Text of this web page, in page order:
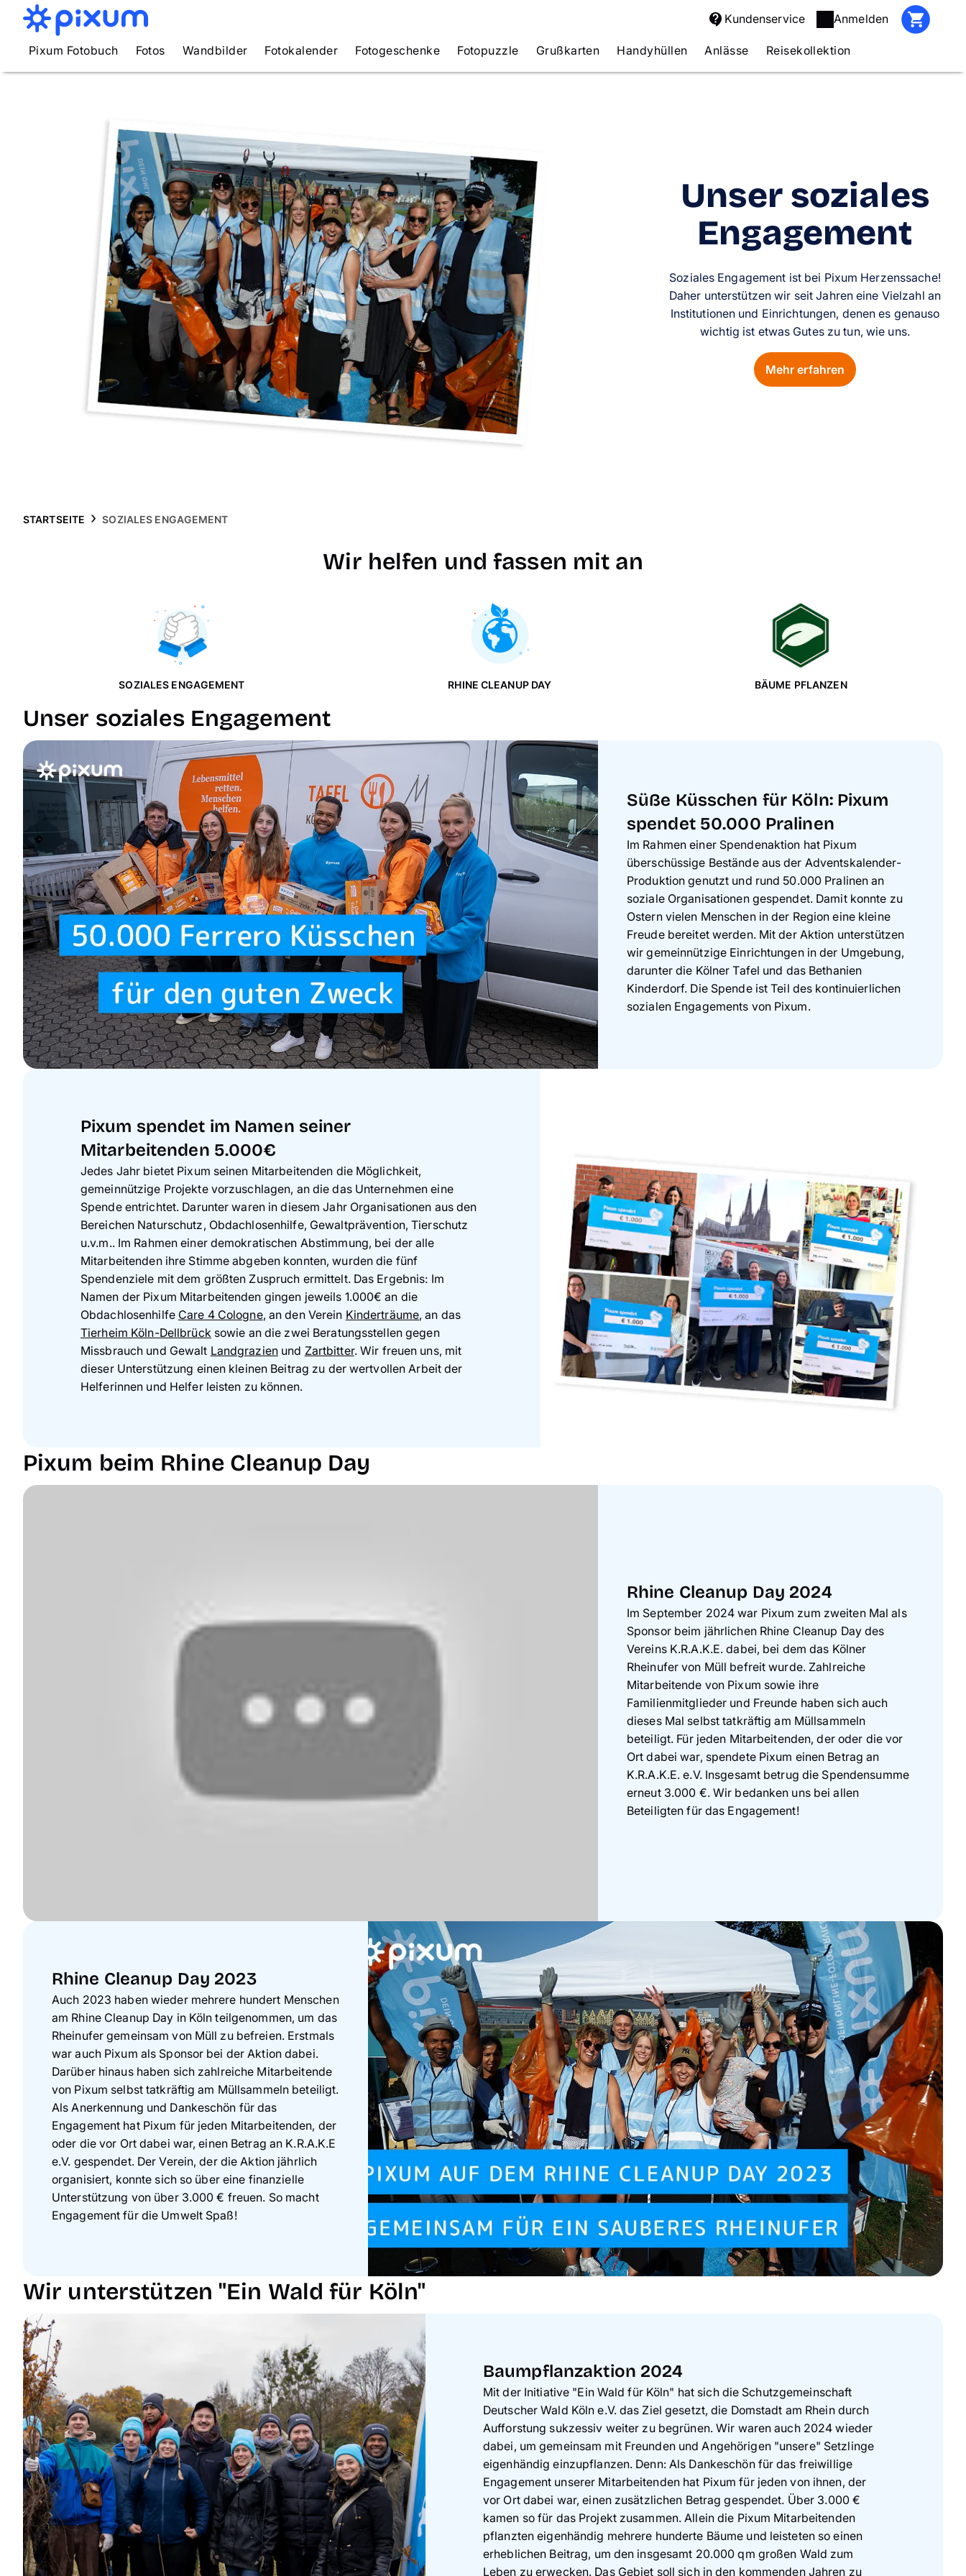
Kundenservice Anmelden
Pixum Fotobuch Fotos Wandbilder Fotokalender Fotogeschenke Fotopuzzle Grußkarten Handyhüllen Anlässe Reisekollektion
Unser soziales
Engagement
Soziales Engagement ist bei Pixum Herzenssache!
Daher unterstützen wir seit Jahren eine Vielzahl an
Institutionen und Einrichtungen, denen es genauso
wichtig ist etwas Gutes zu tun, wie uns.
Mehr erfahren
STARTSEITE SOZIALES ENGAGEMENT
Wir helfen und fassen mit an
SOZIALES ENGAGEMENT RHINE CLEANUP DAY BÄUME PFLANZEN
Unser soziales Engagement
Süße Küsschen für Köln: Pixum
spendet 50.000 Pralinen
Im Rahmen einer Spendenaktion hat Pixum
überschüssige Bestände aus der Adventskalender-
Produktion genutzt und rund 50.000 Pralinen an
soziale Organisationen gespendet. Damit konnte zu
Ostern vielen Menschen in der Region eine kleine
Freude bereitet werden. Mit der Aktion unterstützen
wir gemeinnützige Einrichtungen in der Umgebung,
darunter die Kölner Tafel und das Bethanien
Kinderdorf. Die Spende ist Teil des kontinuierlichen
sozialen Engagements von Pixum.
Pixum spendet im Namen seiner
Mitarbeitenden 5.000€
Jedes Jahr bietet Pixum seinen Mitarbeitenden die Möglichkeit,
gemeinnützige Projekte vorzuschlagen, an die das Unternehmen eine
Spende entrichtet. Darunter waren in diesem Jahr Organisationen aus den
Bereichen Naturschutz, Obdachlosenhilfe, Gewaltprävention, Tierschutz
u.v.m.. Im Rahmen einer demokratischen Abstimmung, bei der alle
Mitarbeitenden ihre Stimme abgeben konnten, wurden die fünf
Spendenziele mit dem größten Zuspruch ermittelt. Das Ergebnis: Im
Namen der Pixum Mitarbeitenden gingen jeweils 1.000€ an die
Obdachlosenhilfe Care 4 Cologne, an den Verein Kinderträume, an das
Tierheim Köln-Dellbrücksowie an die zwei Beratungsstellen gegen
Missbrauch und Gewalt Landgrazienund Zartbitter. Wir freuen uns, mit
dieser Unterstützung einen kleinen Beitrag zu der wertvollen Arbeit der
Helferinnen und Helfer leisten zu können.
Pixum beim Rhine Cleanup Day
Rhine Cleanup Day 2024
Im September 2024 war Pixum zum zweiten Mal als
Sponsor beim jährlichen Rhine Cleanup Day des
Vereins K.R.A.K.E. dabei, bei dem das Kölner
Rheinufer von Müll befreit wurde. Zahlreiche
Mitarbeitende von Pixum sowie ihre
Familienmitglieder und Freunde haben sich auch
dieses Mal selbst tatkräftig am Müllsammeln
beteiligt. Für jeden Mitarbeitenden, der oder die vor
Ort dabei war, spendete Pixum einen Betrag an
K.R.A.K.E. e.V. Insgesamt betrug die Spendensumme
erneut 3.000 €. Wir bedanken uns bei allen
Beteiligten für das Engagement!
Rhine Cleanup Day 2023
Auch 2023 haben wieder mehrere hundert Menschen
am Rhine Cleanup Day in Köln teilgenommen, um das
Rheinufer gemeinsam von Müll zu befreien. Erstmals
war auch Pixum als Sponsor bei der Aktion dabei.
Darüber hinaus haben sich zahlreiche Mitarbeitende
von Pixum selbst tatkräftig am Müllsammeln beteiligt.
Als Anerkennung und Dankeschön für das
Engagement hat Pixum für jeden Mitarbeitenden, der
oder die vor Ort dabei war, einen Betrag an K.R.A.K.E
e.V. gespendet. Der Verein, der die Aktion jährlich
organisiert, konnte sich so über eine finanzielle
Unterstützung von über 3.000 € freuen. So macht
Engagement für die Umwelt Spaß!
Wir unterstützen "Ein Wald für Köln"
Baumpflanzaktion 2024
Mit der Initiative "Ein Wald für Köln" hat sich die Schutzgemeinschaft
Deutscher Wald Köln e.V. das Ziel gesetzt, die Domstadt am Rhein durch
Aufforstung sukzessiv weiter zu begrünen. Wir waren auch 2024 wieder
dabei, um gemeinsam mit Freunden und Angehörigen "unsere" Setzlinge
eigenhändig einzupflanzen. Denn: Als Dankeschön für das freiwillige
Engagement unserer Mitarbeitenden hat Pixum für jeden von ihnen, der
vor Ort dabei war, einen zusätzlichen Betrag gespendet. Über 3.000 €
kamen so für das Projekt zusammen. Allein die Pixum Mitarbeitenden
pflanzten eigenhändig mehrere hunderte Bäume und leisteten so einen
erheblichen Beitrag, um den insgesamt 20.000 qm großen Wald zum
Leben zu erwecken. Das Gebiet soll sich in den kommenden Jahren zu